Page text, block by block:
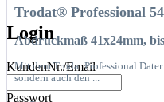
Login
KundenNr./Email
Passwort
Trodat® Professional
Abdruckmaß 41x24mm,
Mit dem Trodat Professional
sondern auch den ...